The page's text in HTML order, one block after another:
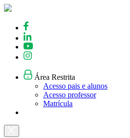
Skip
content
Área Restrita
Acesso pais e alunos
Acesso professor
Matrícula